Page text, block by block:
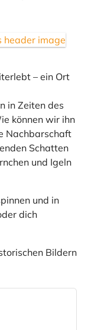
– ein Ort
in Zeiten des
können wir ihn
Nachbarschaft
Schatten
und Igeln
und in
dich
Bildern